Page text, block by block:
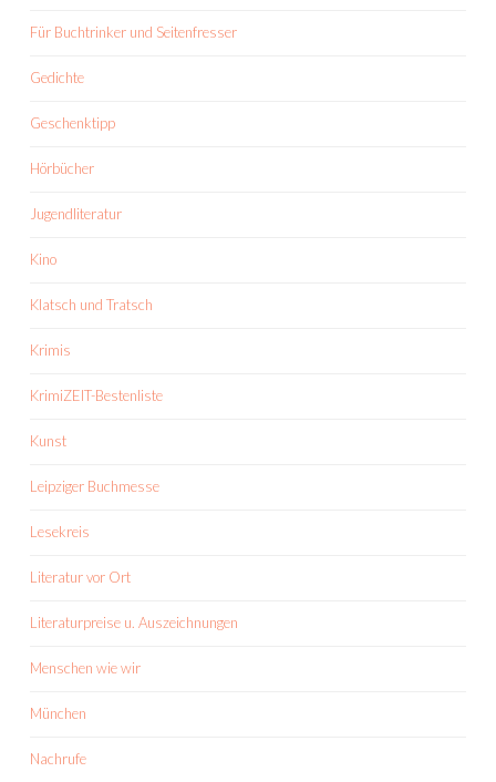
Für Buchtrinker und Seitenfresser
Gedichte
Geschenktipp
Hörbücher
Jugendliteratur
Kino
Klatsch und Tratsch
Krimis
KrimiZEIT-Bestenliste
Kunst
Leipziger Buchmesse
Lesekreis
Literatur vor Ort
Literaturpreise u. Auszeichnungen
Menschen wie wir
München
Nachrufe